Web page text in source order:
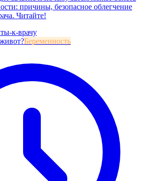
причины, безопасное облегчение
Читайте!
к-врачу
Беременность